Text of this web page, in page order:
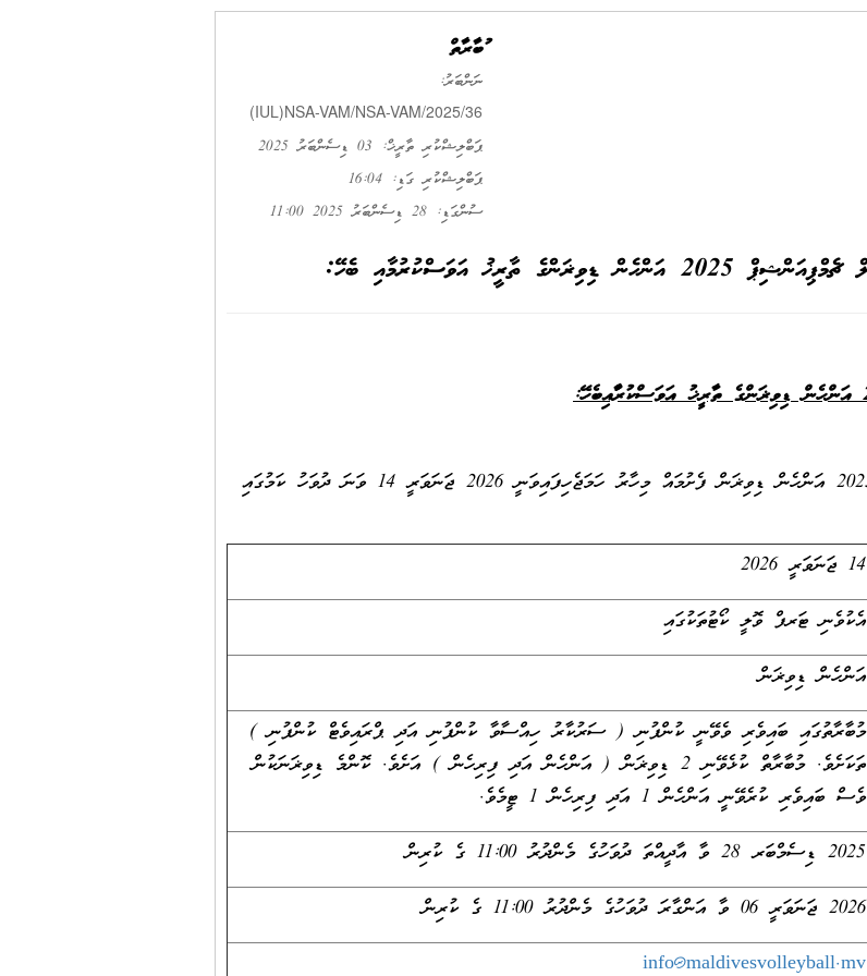
މުބާރާތް
ނަންބަރު:
(IUL)NSA-VAM/NSA-VAM/2025/36
ޕަބްލިޝްކުރި ތާރީޚް: 03 ޑިސެންބަރު 2025
ޕަބްލިޝްކުރި ގަޑި: 16:04
ސުންގަޑި: 28 ޑިސެންބަރު 2025 11:00
ތާރީޚު އަވަސްކުރުމާއި ބެހޭ:
ބެހޭ:
މާކެންޓައިލް (އިންޓަރ ކޮމްޕެނީ) ވޮލީބޯލް ޗެމްޕިއަންޝިޕް 2025 އަންހެން ޑިވިޜަން ފެށުމައް މިހާރު ހަމަޖެހިފައިވަނީ 2026 ޖަނަވަރީ 14 ވަނަ ދުވަހު ކަމުގައި
14 ޖަނަވަރީ 2026
އެކުވެނި ޓަރފް ވޮލީ ކޯޓުތަކުގައި
އަންހެން ޑިވިޜަން
މުބާރާތުގައި ބައިވެރި ވެވޭނީ ކުންފުނި ( ސަރުކާރު ހިއްސާވާ ކުންފުނި އަދި ޕްރައިވެޓް ކުންފުނި )
ތަކަށެވެ. މުބާރާތް ކުޅެވޭނި 2 ޑިވިޜަން ( އަންހެން އަދި ފިރިހެން ) އަށެވެ. ކޮންމެ ޑިވިޜަނަކުން
ވެސް ބައިވެރި ކުރެވޭނީ އަންހެން 1 އަދި ފިރިހެން 1 ޓީމެވެ.
2025 ޑިސެމްބަރ 28 ވާ އާދީއްތަ ދުވަހުގެ މެންދުރު 11:00 ގެ ކުރިން
2026 ޖަނަވަރީ 06 ވާ އަންގާރަ ދުވަހުގެ މެންދުރު 11:00 ގެ ކުރިން
info@maldivesvolleyball.mv